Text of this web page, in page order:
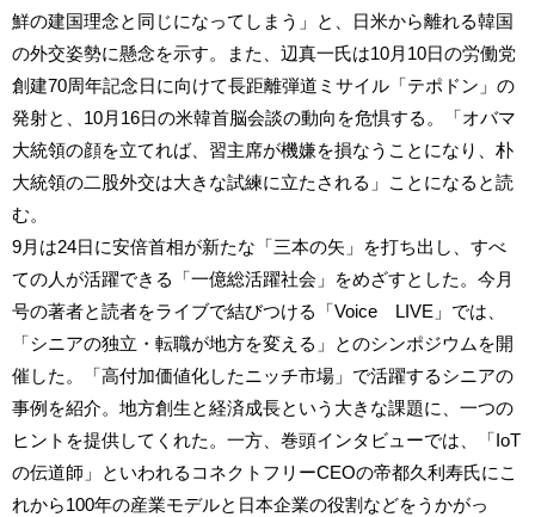
鮮の建国理念と同じになってしまう」と、日米から離れる韓国
の外交姿勢に懸念を示す。また、辺真一氏は10月10日の労働党
創建70周年記念日に向けて長距離弾道ミサイル「テポドン」の
発射と、10月16日の米韓首脳会談の動向を危惧する。「オバマ
大統領の顔を立てれば、習主席が機嫌を損なうことになり、朴
大統領の二股外交は大きな試練に立たされる」ことになると読
む。
9月は24日に安倍首相が新たな「三本の矢」を打ち出し、すべ
ての人が活躍できる「一億総活躍社会」をめざすとした。今月
号の著者と読者をライブで結びつける「Voice LIVE」では、
「シニアの独立・転職が地方を変える」とのシンポジウムを開
催した。「高付加価値化したニッチ市場」で活躍するシニアの
事例を紹介。地方創生と経済成長という大きな課題に、一つの
ヒントを提供してくれた。一方、巻頭インタビューでは、「IoT
の伝道師」といわれるコネクトフリーCEOの帝都久利寿氏にこ
れから100年の産業モデルと日本企業の役割などをうかがっ